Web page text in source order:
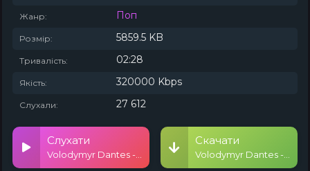
Жанр: Поп
Розмір: 5859.5 KB
Тривалість: 02:28
Якість: 320000 Kbps
Слухали: 27 612
Слухати Скачати